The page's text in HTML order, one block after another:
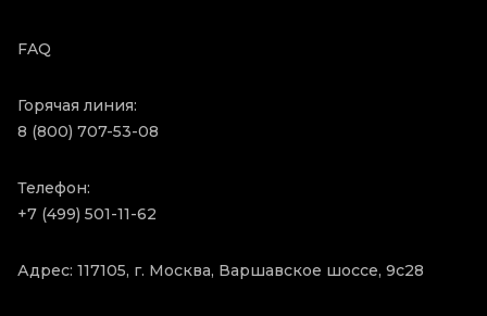
FAQ
Горячая линия:
8 (800) 707-53-08
Телефон:
+7 (499) 501-11-62
Адрес: 117105, г. Москва, Варшавское шоссе, 9с28